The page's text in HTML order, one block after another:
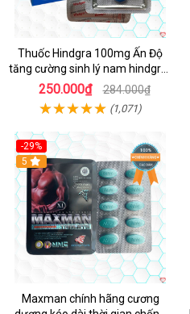
Thuốc Hindgra 100mg Ấn Độ
tăng cường sinh lý nam hindgra-
100 chống xts cương dương
250.000₫ 284.000₫
(1,071)
-29%
Hot
5
Maxman chính hãng cương